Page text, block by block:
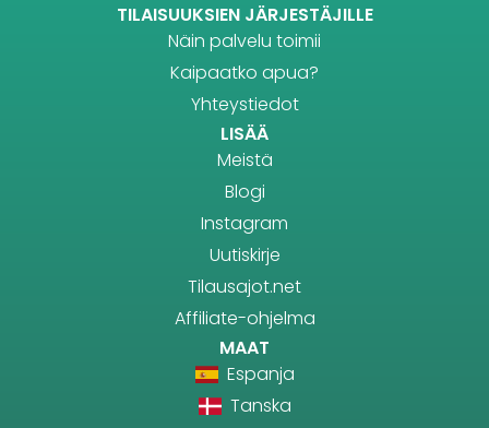
TILAISUUKSIEN JÄRJESTÄJILLE
Näin palvelu toimii
Kaipaatko apua?
Yhteystiedot
LISÄÄ
Meistä
Blogi
Instagram
Uutiskirje
Tilausajot.net
Affiliate-ohjelma
MAAT
Espanja
Tanska